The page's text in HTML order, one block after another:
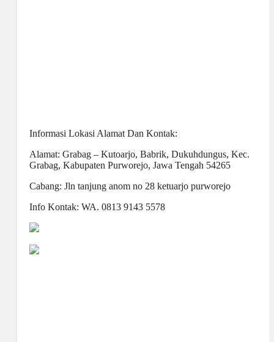
Informasi Lokasi Alamat Dan Kontak:
Alamat: Grabag – Kutoarjo, Babrik, Dukuhdungus, Kec.
Grabag, Kabupaten Purworejo, Jawa Tengah 54265
Cabang: Jln tanjung anom no 28 ketuarjo purworejo
Info Kontak: WA. 0813 9143 5578